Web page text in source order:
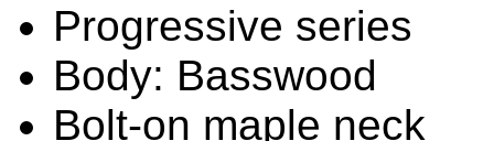
Progressive series
Body: Basswood
Bolt-on maple neck